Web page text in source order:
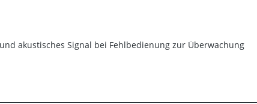
akustisches Signal bei Fehlbedienung zur Überwachung